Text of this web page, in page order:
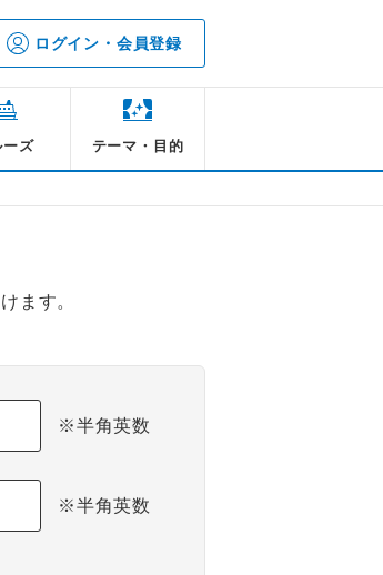
ログイン・会員登録
ーズ テーマ・目的
ます。
※半角英数
※半角英数